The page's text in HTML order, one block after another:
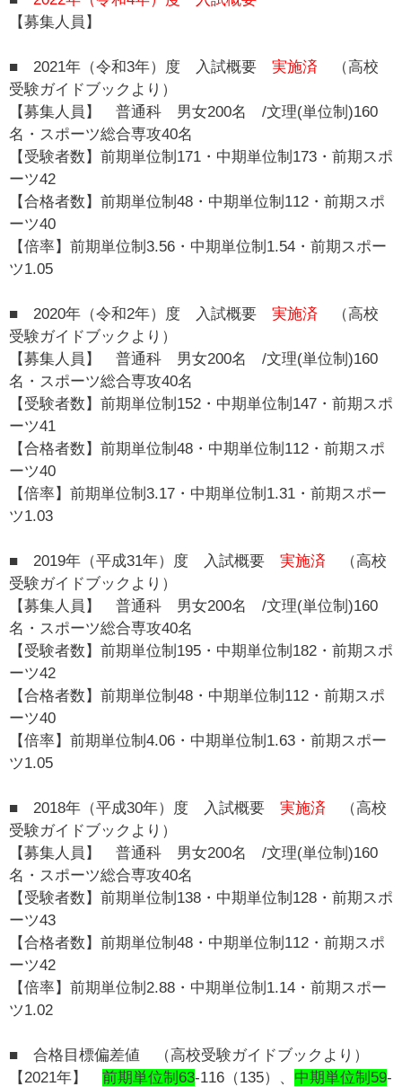
【募集人員】
■ 2021年（令和3年）度 入試概要 実施済 （高校
受験ガイドブックより）
【募集人員】 普通科 男女200名 /文理(単位制)160
名・スポーツ総合専攻40名
【受験者数】前期単位制171・中期単位制173・前期スポ
ーツ42
【合格者数】前期単位制48・中期単位制112・前期スポ
ーツ40
【倍率】前期単位制3.56・中期単位制1.54・前期スポー
ツ1.05
■ 2020年（令和2年）度 入試概要 実施済 （高校
受験ガイドブックより）
【募集人員】 普通科 男女200名 /文理(単位制)160
名・スポーツ総合専攻40名
【受験者数】前期単位制152・中期単位制147・前期スポ
ーツ41
【合格者数】前期単位制48・中期単位制112・前期スポ
ーツ40
【倍率】前期単位制3.17・中期単位制1.31・前期スポー
ツ1.03
■ 2019年（平成31年）度 入試概要 実施済 （高校
受験ガイドブックより）
【募集人員】 普通科 男女200名 /文理(単位制)160
名・スポーツ総合専攻40名
【受験者数】前期単位制195・中期単位制182・前期スポ
ーツ42
【合格者数】前期単位制48・中期単位制112・前期スポ
ーツ40
【倍率】前期単位制4.06・中期単位制1.63・前期スポー
ツ1.05
■ 2018年（平成30年）度 入試概要 実施済 （高校
受験ガイドブックより）
【募集人員】 普通科 男女200名 /文理(単位制)160
名・スポーツ総合専攻40名
【受験者数】前期単位制138・中期単位制128・前期スポ
ーツ43
【合格者数】前期単位制48・中期単位制112・前期スポ
ーツ42
【倍率】前期単位制2.88・中期単位制1.14・前期スポー
ツ1.02
■ 合格目標偏差値 （高校受験ガイドブックより）
【2021年】 前期単位制63-116（135）、 中期単位制59-